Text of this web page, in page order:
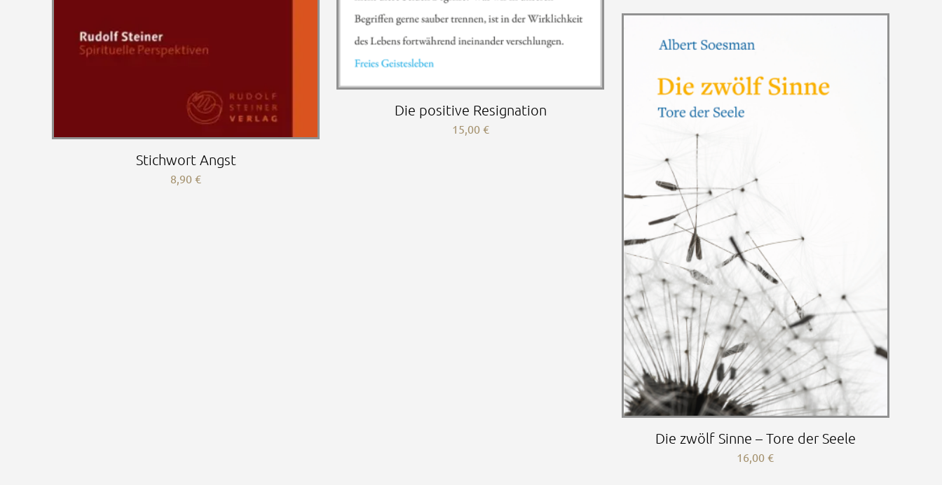
Stichwort Angst
8,90€
Die positive Resignation
15,00 €
Die zwölf Sinne – Tore der Seele
16,00€